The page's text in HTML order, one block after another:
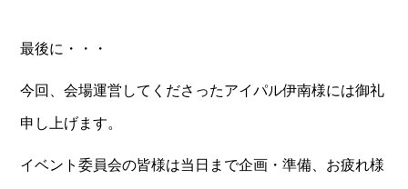
最後に・・・
今回、会場運営してくださったアイパル伊南様には御礼
申し上げます。
イベント委員会の皆様は当日まで企画・準備、お疲れ様